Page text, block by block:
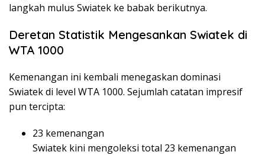
langkah mulus Swiatek ke babak berikutnya.
Deretan Statistik Mengesankan Swiatek di
WTA 1000
Kemenangan ini kembali menegaskan dominasi
Swiatek di level WTA 1000. Sejumlah catatan impresif
pun tercipta:
23 kemenangan
Swiatek kini mengoleksi total 23 kemenangan